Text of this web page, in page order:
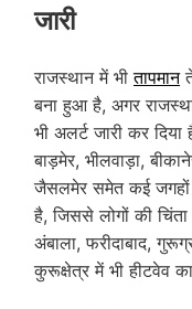
जारी
राजस्थान में भीतापमान
बना हुआ है, अगर
भी अलर्ट जारी कर
बाड़मेर, भीलवाड़ा,
जैसलमेर समेत कई जगहों
है, जिससे लोगों की
अंबाला, फरीदाबाद,
कुरूक्षेत्र में भी हीटवेव